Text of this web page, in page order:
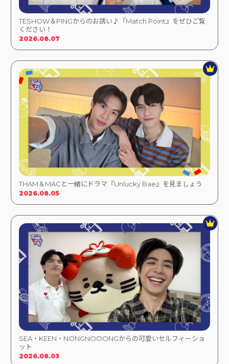
TESHOW＆PINGからのお誘い♪『Match Point』をぜひご覧
ください！
2026.08.07
THAM＆MACと一緒にドラマ『Unlucky Bae』を見ましょう
2026.08.05
SEA・KEEN・NONGNOOONGからの可愛いセルフィーショ
ット
2026.08.03